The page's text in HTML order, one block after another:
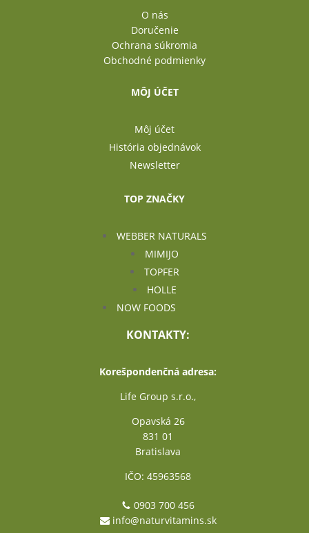
O nás
Doručenie
Ochrana súkromia
Obchodné podmienky
MÔJ ÚČET
Môj účet
História objednávok
Newsletter
TOP ZNAČKY
WEBBER NATURALS
MIMIJO
TOPFER
HOLLE
NOW FOODS
KONTAKTY:
Korešpondenčná adresa:
Life Group s.r.o.,
Opavská 26
831 01
Bratislava
IČO: 45963568
0903 700 456
info@naturvitamins.sk